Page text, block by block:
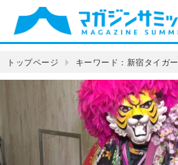
トップページ キーワード：新宿タイガー